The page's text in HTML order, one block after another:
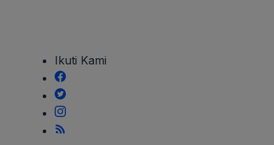
Ketua
Ansor
Minta
Ikuti Kami